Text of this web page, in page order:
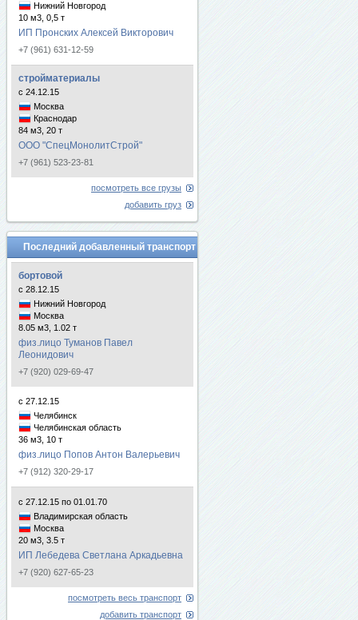
Нижний Новгород
10 м3, 0,5 т
ИП Пронских Алексей Викторович
+7 (961) 631-12-59
стройматериалы
с 24.12.15
Москва
Краснодар
84 м3, 20 т
ООО "СпецМонолитСтрой"
+7 (961) 523-23-81
посмотреть все грузы
добавить груз
Последний добавленный транспорт
бортовой
с 28.12.15
Нижний Новгород
Москва
8.05 м3, 1.02 т
физ.лицо Туманов Павел
Леонидович
+7 (920) 029-69-47
с 27.12.15
Челябинск
Челябинская область
36 м3, 10 т
физ.лицо Попов Антон Валерьевич
+7 (912) 320-29-17
с 27.12.15 по 01.01.70
Владимирская область
Москва
20 м3, 3.5 т
ИП Лебедева Светлана Аркадьевна
+7 (920) 627-65-23
посмотреть весь транспорт
добавить транспорт